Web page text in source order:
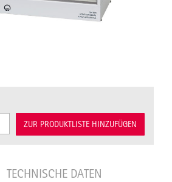
ZUR PRODUKTLISTE HINZUFÜGEN
TECHNISCHE DATEN